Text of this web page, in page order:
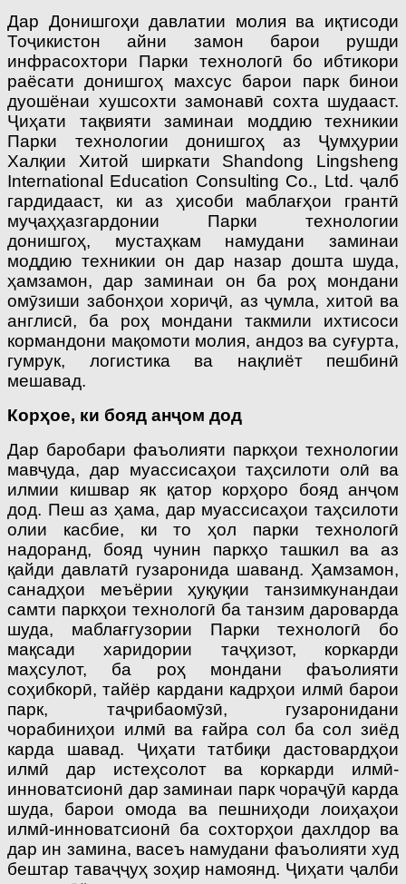
Дар Донишгоҳи давлатии молия ва иқтисоди
Тоҷикистон айни замон барои рушди
инфрасохтори Парки технологӣ бо ибтикори
раёсати донишгоҳ махсус барои парк бинои
дуошёнаи хушсохти замонавӣ сохта шудааст.
Ҷиҳати тақвияти заминаи моддию техникии
Парки технологии донишгоҳ аз Ҷумҳурии
Халқии Хитой ширкати Shandong Lingsheng
International Education Consulting Co., Ltd. ҷалб
гардидааст, ки аз ҳисоби маблағҳои грантӣ
муҷаҳҳазгардонии Парки технологии
донишгоҳ, мустаҳкам намудани заминаи
моддию техникии он дар назар дошта шуда,
ҳамзамон, дар заминаи он ба роҳ мондани
омӯзиши забонҳои хориҷӣ, аз ҷумла, хитоӣ ва
англисӣ, ба роҳ мондани такмили ихтисоси
кормандони мақомоти молия, андоз ва суғурта,
гумрук, логистика ва нақлиёт пешбинӣ
мешавад.
Корҳое, ки бояд анҷом дод
Дар баробари фаъолияти паркҳои технологии
мавҷуда, дар муассисаҳои таҳсилоти олӣ ва
илмии кишвар як қатор корҳоро бояд анҷом
дод. Пеш аз ҳама, дар муассисаҳои таҳсилоти
олии касбие, ки то ҳол парки технологӣ
надоранд, бояд чунин паркҳо ташкил ва аз
қайди давлатӣ гузаронида шаванд. Ҳамзамон,
санадҳои меъёрии ҳуқуқии танзимкунандаи
самти паркҳои технологӣ ба танзим дароварда
шуда, маблағгузории Парки технологӣ бо
мақсади харидории таҷҳизот, коркарди
маҳсулот, ба роҳ мондани фаъолияти
соҳибкорӣ, тайёр кардани кадрҳои илмӣ барои
парк, таҷрибаомӯзӣ, гузаронидани
чорабиниҳои илмӣ ва ғайра сол ба сол зиёд
карда шавад. Ҷиҳати татбиқи дастовардҳои
илмӣ дар истеҳсолот ва коркарди илмӣ-
инноватсионӣ дар заминаи парк чораҷӯӣ карда
шуда, барои омода ва пешниҳоди лоиҳаҳои
илмӣ-инноватсионӣ ба сохторҳои дахлдор ва
дар ин замина, васеъ намудани фаъолияти худ
бештар таваҷҷуҳ зоҳир намоянд. Ҷиҳати ҷалби